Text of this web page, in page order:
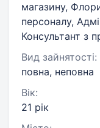
магазину,
персоналу,
Консультант з
Вид зайнятості:
повна, неповна
Вік:
21 рік